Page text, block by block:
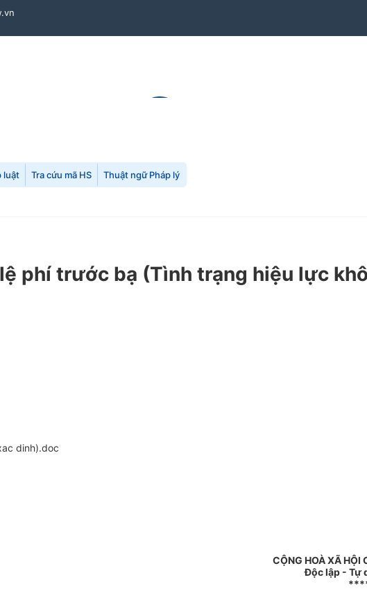
luật Tra cứu mã HS Thuật ngữ Pháp lý
phí trước bạ (Tình trạng hiệu lực
dinh).doc
CỘNG HOÀ XÃ HỘI
Độc lập - Tự